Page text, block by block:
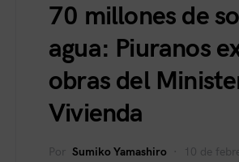
70 millones de
agua: Piuranos
obras del
Vivienda
Por Sumiko Yamashiro 10 de